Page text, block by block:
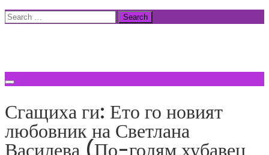
Skip
Search
Сгащиха ги: Ето го новият
любовник на Светлана